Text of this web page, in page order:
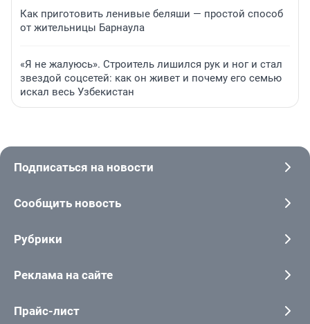
Как приготовить ленивые беляши — простой способ
от жительницы Барнаула
«Я не жалуюсь». Строитель лишился рук и ног и стал
звездой соцсетей: как он живет и почему его семью
искал весь Узбекистан
Подписаться на новости
Сообщить новость
Рубрики
Реклама на сайте
Прайс-лист